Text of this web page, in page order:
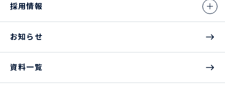
採用情報
お知らせ
資料一覧